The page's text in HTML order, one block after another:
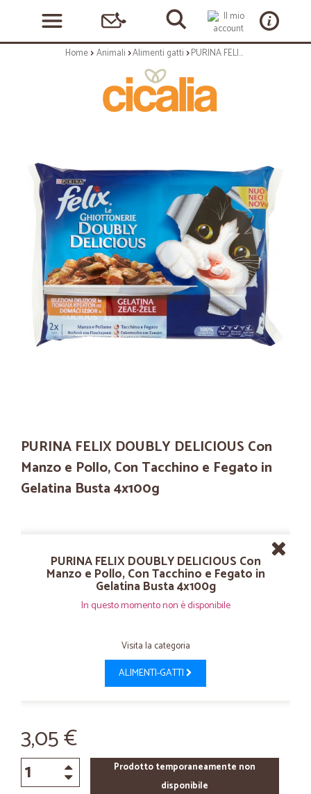
Home Animali Alimenti gatti PURINA FELIX DOUBLY DELICIOUS Con Manzo e Pollo, Con Tacchino e Fegato in Gelatina Busta 4x100g
PURINA FELIX DOUBLY DELICIOUS Con
Manzo e Pollo, Con Tacchino e Fegato in
Gelatina Busta 4x100g
PURINA FELIX DOUBLY DELICIOUS Con
Manzo e Pollo, Con Tacchino e Fegato in
Gelatina Busta 4x100g
In questo momento non è disponibile
Visita la categoria
ALIMENTI-GATTI
3,05 €
Prodotto temporaneamente non
disponibile